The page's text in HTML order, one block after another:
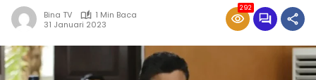
Bina TV
1 Min Baca
31 Januari 2023
292